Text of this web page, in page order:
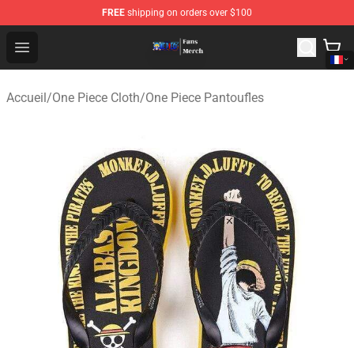
FREE shipping on orders over $100
Open menu
One Piece Store - Official One Piece Merchandise Shop
Accueil/One Piece Cloth/One Piece Pantoufles